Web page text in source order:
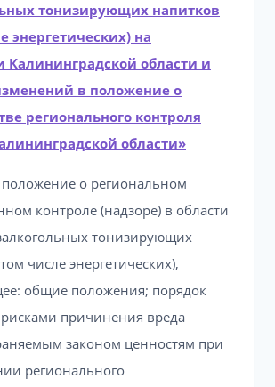
тонизирующих напитков
энергетических) на
Калининградской области и
в положение о
регионального контроля
области»
о региональном
контроле (надзоре) в области
тонизирующих
числе энергетических),
общие положения; порядок
причинения вреда
законом ценностям при
регионального